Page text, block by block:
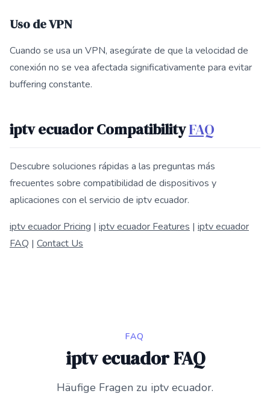
Uso de VPN
Cuando se usa un VPN, asegúrate de que la velocidad de
conexión no se vea afectada significativamente para evitar
buffering constante.
iptv ecuador CompatibilityFAQ
Descubre soluciones rápidas a las preguntas más
frecuentes sobre compatibilidad de dispositivos y
aplicaciones con el servicio de iptv ecuador.
iptv ecuador Pricing | iptv ecuador Features | iptv ecuador
FAQ | Contact Us
FAQ
iptv ecuador FAQ
Häufige Fragen zu iptv ecuador.